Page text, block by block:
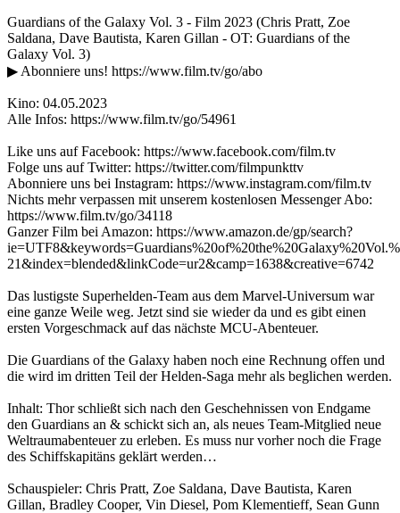
Guardians of the Galaxy Vol. 3 - Film 2023 (Chris Pratt, Zoe
Saldana, Dave Bautista, Karen Gillan - OT: Guardians of the
Galaxy Vol. 3)
▶ Abonniere uns! https://www.film.tv/go/abo
Kino: 04.05.2023
Alle Infos: https://www.film.tv/go/54961
Like uns auf Facebook: https://www.facebook.com/film.tv
Folge uns auf Twitter: https://twitter.com/filmpunkttv
Abonniere uns bei Instagram: https://www.instagram.com/film.tv
Nichts mehr verpassen mit unserem kostenlosen Messenger Abo:
https://www.film.tv/go/34118
Ganzer Film bei Amazon: https://www.amazon.de/gp/search?
21&index=blended&linkCode=ur2&camp=1638&creative=6742
Das lustigste Superhelden-Team aus dem Marvel-Universum war
eine ganze Weile weg. Jetzt sind sie wieder da und es gibt einen
ersten Vorgeschmack auf das nächste MCU-Abenteuer.
Die Guardians of the Galaxy haben noch eine Rechnung offen und
die wird im dritten Teil der Helden-Saga mehr als beglichen werden.
Inhalt: Thor schließt sich nach den Geschehnissen von Endgame
den Guardians an & schickt sich an, als neues Team-Mitglied neue
Weltraumabenteuer zu erleben. Es muss nur vorher noch die Frage
des Schiffskapitäns geklärt werden…
Schauspieler: Chris Pratt, Zoe Saldana, Dave Bautista, Karen
Gillan, Bradley Cooper, Vin Diesel, Pom Klementieff, Sean Gunn